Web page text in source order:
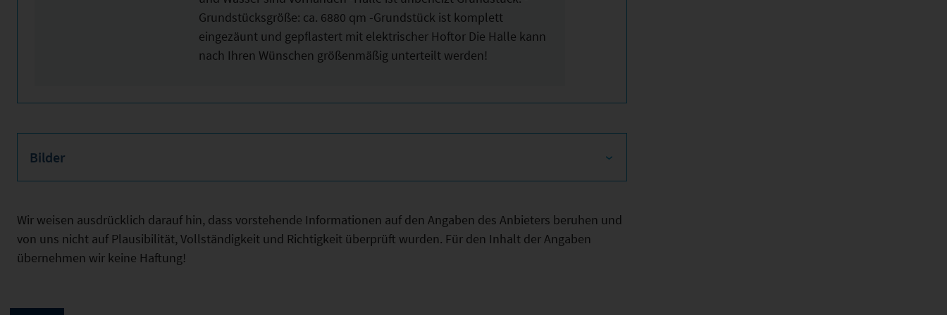
Grundstücksgröße: ca. 6880 qm -Grundstück ist komplett
eingezäunt und gepflastert mit elektrischer Hoftor Die Halle kann
nach Ihren Wünschen größenmäßig unterteilt werden!
Bilder
Wir weisen ausdrücklich darauf hin, dass vorstehende Informationen auf den Angaben des Anbieters beruhen und
von uns nicht auf Plausibilität, Vollständigkeit und Richtigkeit überprüft wurden. Für den Inhalt der Angaben
übernehmen wir keine Haftung!